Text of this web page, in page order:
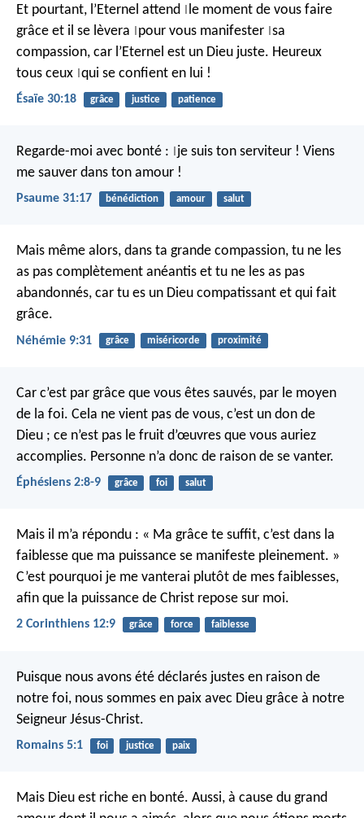
Et pourtant, l’Eternel attend
le moment de vous faire
grâce et il se lèvera pour vous manifester sa
compassion, car l’Eternel est un Dieu juste. Heureux
tous ceux qui se confient en lui !
Ésaïe 30:18 grâce justice patience
Regarde-moi avec bonté : je suis ton serviteur ! Viens
me sauver dans ton amour !
Psaume 31:17 bénédiction amour salut
Mais même alors, dans ta grande compassion, tu ne les
as pas complètement anéantis et tu ne les as pas
abandonnés, car tu es un Dieu compatissant et qui fait
grâce.
Néhémie 9:31 grâce miséricorde proximité
Car c’est par grâce que vous êtes sauvés, par le moyen
de la foi. Cela ne vient pas de vous, c’est un don de
Dieu ; ce n’est pas le fruit d’œuvres que vous auriez
accomplies. Personne n’a donc de raison de se vanter.
Éphésiens 2:8-9 grâce foi salut
Mais il m’a répondu : « Ma grâce te suffit, c’est dans la
faiblesse que ma puissance se manifeste pleinement. »
C’est pourquoi je me vanterai plutôt de mes faiblesses,
afin que la puissance de Christ repose sur moi.
2 Corinthiens 12:9 grâce force faiblesse
Puisque nous avons été déclarés justes en raison de
notre foi, nous sommes en paix avec Dieu grâce à notre
Seigneur Jésus-Christ.
Romains 5:1 foi justice paix
Mais Dieu est riche en bonté. Aussi, à cause du grand